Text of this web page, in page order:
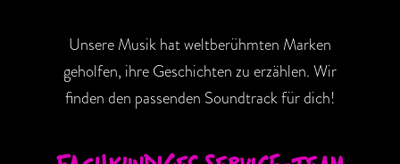
Unsere Musik hat weltberühmten Marken
geholfen, ihre Geschichten zu erzählen. Wir
finden den passenden Soundtrack für dich!